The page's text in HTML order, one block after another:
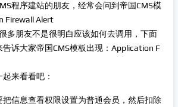
程序建站的朋友，经常会问到帝国CMS模
Firewall Alert
多朋友不是很明白应该如何去调用，下面
告诉大家帝国CMS模板出现：Application F
来看看吧：
息查看权限设置为普通会员，然后扣除